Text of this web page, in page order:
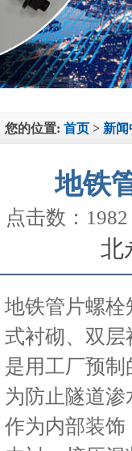
您的位置: 首页 > 新闻
地铁
点击数：1982
北
地铁管片螺
式衬砌、双
是用工厂预
为防止隧道
作为内部装